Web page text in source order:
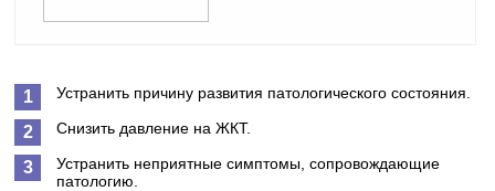
Устранить причину развития патологического состояния.
Снизить давление на ЖКТ.
Устранить неприятные симптомы, сопровождающие
патологию.